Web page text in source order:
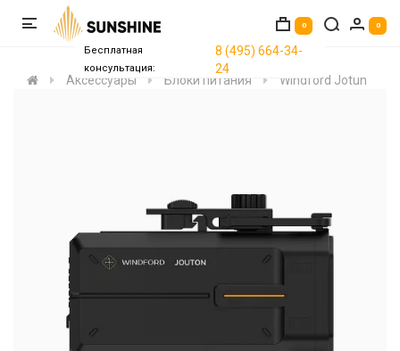
0 0
Бесплатная
консультация:
8 (495) 664-34-
24
Аксессуары
Блоки питания Windford Jotun